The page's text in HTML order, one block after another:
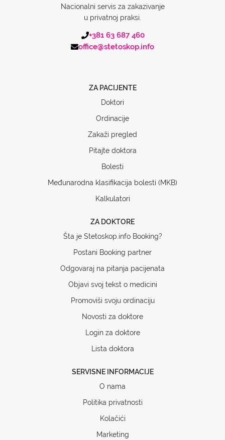
Nacionalni servis za zakazivanje
u privatnoj praksi.
+381 63 687 460
office@stetoskop.info
ZA PACIJENTE
Doktori
Ordinacije
Zakaži pregled
Pitajte doktora
Bolesti
Međunarodna klasifikacija bolesti (MKB)
Kalkulatori
ZA DOKTORE
Šta je Stetoskop.info Booking?
Postani Booking partner
Odgovaraj na pitanja pacijenata
Objavi svoj tekst o medicini
Promoviši svoju ordinaciju
Novosti za doktore
Login za doktore
Lista doktora
SERVISNE INFORMACIJE
O nama
Politika privatnosti
Kolačići
Marketing